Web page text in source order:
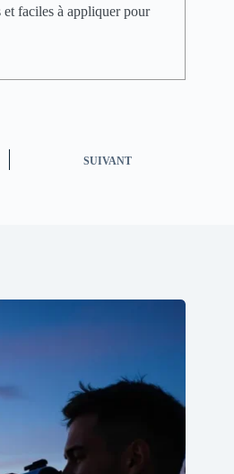
faciles à appliquer pour
SUIVANT